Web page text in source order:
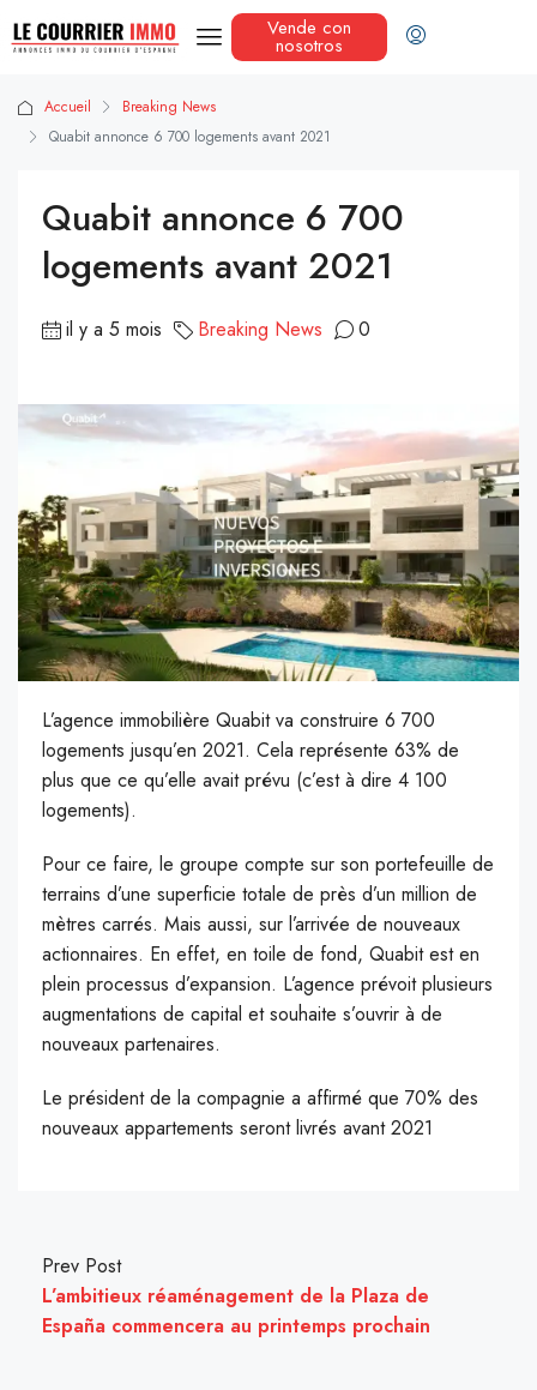
Vende con
nosotros
Accueil
Breaking News
Quabit annonce 6 700 logements avant 2021
Quabit annonce 6 700
logements avant 2021
il y a 5 mois Breaking News 0
L’agence immobilière Quabit va construire 6 700
logements jusqu’en 2021. Cela représente 63% de
plus que ce qu’elle avait prévu (c’est à dire 4 100
logements).
Pour ce faire, le groupe compte sur son portefeuille de
terrains d’une superficie totale de près d’un million de
mètres carrés. Mais aussi, sur l’arrivée de nouveaux
actionnaires. En effet, en toile de fond, Quabit est en
plein processus d’expansion. L’agence prévoit plusieurs
augmentations de capital et souhaite s’ouvrir à de
nouveaux partenaires.
Le président de la compagnie a affirmé que 70% des
nouveaux appartements seront livrés avant 2021
Prev Post
L’ambitieux réaménagement de la Plaza de
España commencera au printemps prochain